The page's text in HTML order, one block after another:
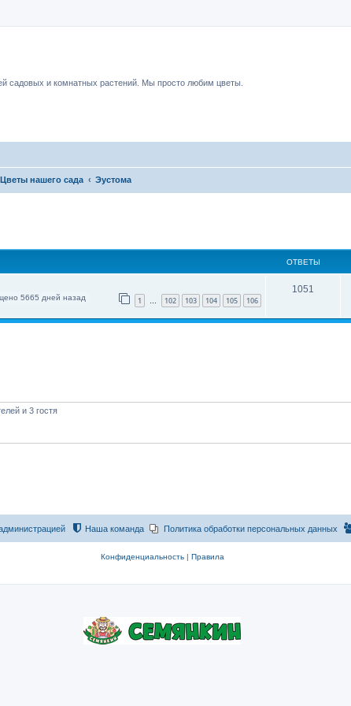
садовых и комнатных растений. Мы просто любим цветы.
Цветы нашего сада Эустома
ОТВЕТЫ
1 … 102 103 104 105 106
5665 дней назад
1051
и 3 гостя
Политика обработки персональных данных
Наша команда
Конфиденциальность| Правила